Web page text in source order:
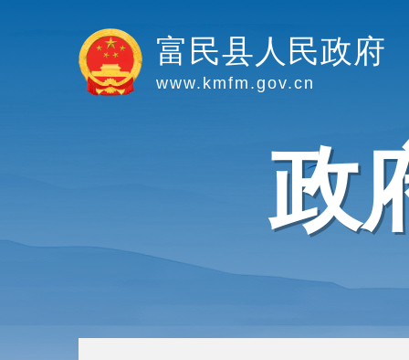
富民县人民政府
www.kmfm.gov.cn
政